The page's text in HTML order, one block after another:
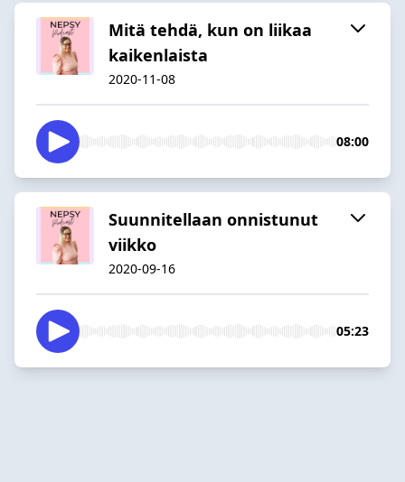
Mitä tehdä, kun on liikaa
kaikenlaista
2020-11-08
08:00
Suunnitellaan onnistunut
viikko
2020-09-16
05:23